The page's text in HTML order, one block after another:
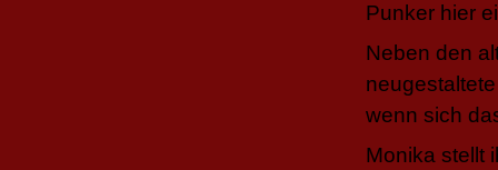
Punker hier
Neben den
wenn sich
Monika stellt